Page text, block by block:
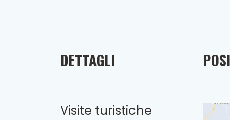
DETTAGLI
Visite turistiche